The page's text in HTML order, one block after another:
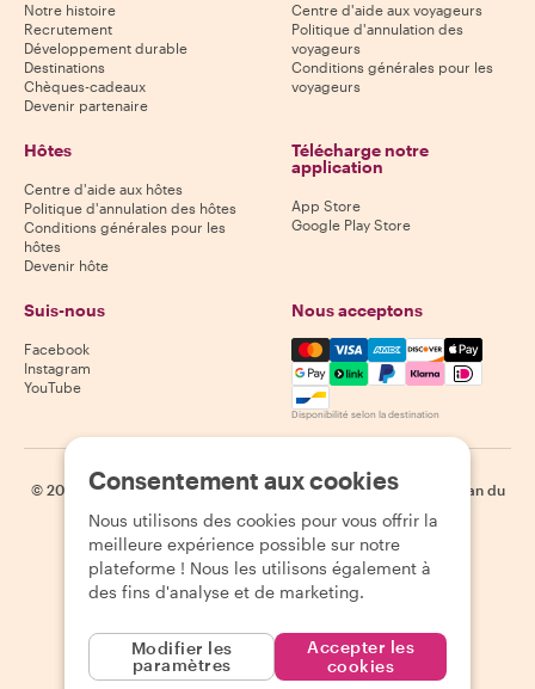
Notre histoire
Recrutement
Développement durable
Destinations
Chèques-cadeaux
Devenir partenaire
Centre d'aide aux voyageurs
Politique d'annulation des
voyageurs
Conditions générales pour les
voyageurs
Hôtes
Centre d'aide aux hôtes
Politique d'annulation des hôtes
Conditions générales pour les
hôtes
Devenir hôte
Télécharge notre
application
App Store
Google Play Store
Suis-nous
Facebook
Instagram
YouTube
Nous acceptons
Mastercard, Visa, Amex,
Disponibilité selon la destination
© 2026 Withlocals.com | Politique de confidentialité | Cookies
Plan du
site
Consentement aux cookies
Nous utilisons des cookies pour vous offrir la
meilleure expérience possible sur notre
plateforme ! Nous les utilisons également à
des fins d'analyse et de marketing.
Modifier les
paramètres
Accepter les
cookies